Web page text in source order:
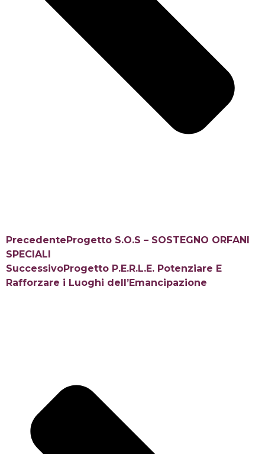
PrecedenteProgetto S.O.S – SOSTEGNO ORFANI
SPECIALI
SuccessivoProgetto P.E.R.L.E. Potenziare E
Rafforzare i Luoghi dell’Emancipazione